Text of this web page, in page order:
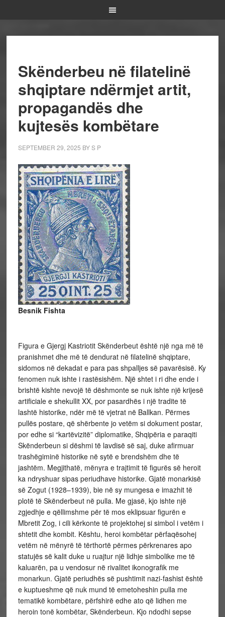
Skënderbeu në filatelinë
shqiptare ndërmjet artit,
propagandës dhe
kujtesës kombëtare
SEPTEMBER 29, 2025 BYS P
Besnik Fishta
Figura e Gjergj Kastriotit Skënderbeut është një nga më të
pranishmet dhe më të dendurat në filatelinë shqiptare,
sidomos në dekadat e para pas shpalljes së pavarësisë. Ky
fenomen nuk ishte i rastësishëm. Një shtet i ri dhe ende i
brishtë kishte nevojë të dëshmonte se nuk ishte një krijesë
artificiale e shekullit XX, por pasardhës i një tradite të
lashtë historike, ndër më të vjetrat në Ballkan. Përmes
pullës postare, që shërbente jo vetëm si dokument postar,
por edhe si “kartëvizitë” diplomatike, Shqipëria e paraqiti
Skënderbeun si dëshmi të lavdisë së saj, duke afirmuar
trashëgiminë historike në sytë e brendshëm dhe të
jashtëm. Megjithatë, mënyra e trajtimit të figurës së heroit
ka ndryshuar sipas periudhave historike. Gjatë monarkisë
së Zogut (1928–1939), bie në sy mungesa e imazhit të
plotë të Skënderbeut në pulla. Me gjasë, kjo ishte një
zgjedhje e qëllimshme për të mos eklipsuar figurën e
Mbretit Zog, i cili kërkonte të projektohej si simbol i vetëm i
shtetit dhe kombit. Kështu, heroi kombëtar përfaqësohej
vetëm në mënyrë të tërthortë përmes përkrenares apo
statujës së kalit duke u ruajtur një lidhje simbolike me të
kaluarën, pa u vendosur në rivalitet ikonografik me
monarkun. Gjatë periudhës së pushtimit nazi-fashist është
e kuptueshme që nuk mund të emetoheshin pulla me
tematikë kombëtare, përfshirë edhe ato që lidhen me
heroin tonë kombëtar, Skënderbeun. Kjo ndodhi sepse